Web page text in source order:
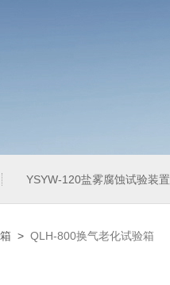
YSYW-120盐雾腐蚀试验装置
> QLH-800换气老化试验箱